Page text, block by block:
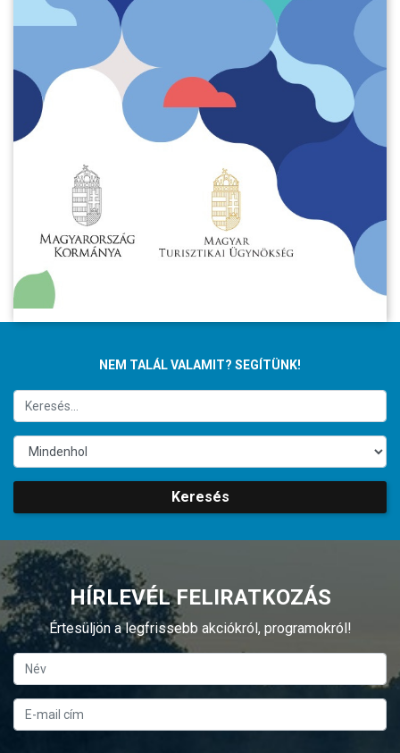
NEM TALÁL VALAMIT? SEGÍTÜNK!
Keresés
HÍRLEVÉL FELIRATKOZÁS
Értesüljön a legfrissebb akciókról, programokról!